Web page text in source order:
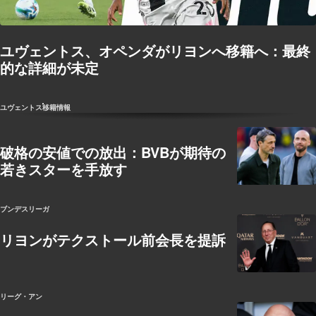
ユヴェントス、オペンダがリヨンへ移籍へ：最終
的な詳細が未定
ユヴェントス移籍情報
破格の安値での放出：BVBが期待の
若きスターを手放す
ブンデスリーガ
リヨンがテクストール前会長を提訴
リーグ・アン